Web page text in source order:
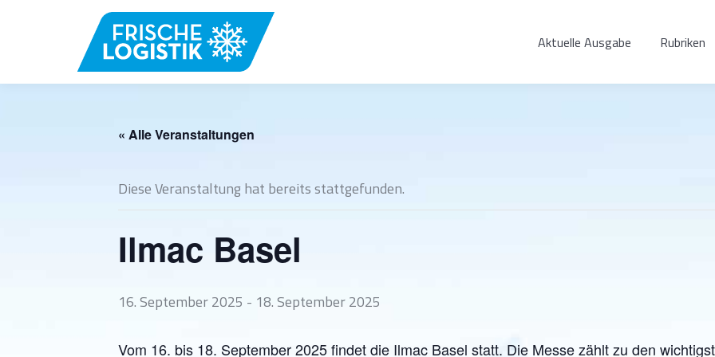
Aktuelle Ausgabe Rubriken
« Alle Veranstaltungen
Diese Veranstaltung hat bereits stattgefunden.
Ilmac Basel
16. September 2025 - 18. September 2025
Vom 16. bis 18. September 2025 findet die Ilmac Basel statt. Die Messe zählt zu den